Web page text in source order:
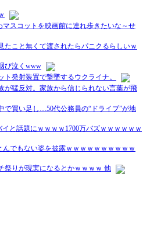
スコットを映画館に連れ歩きたいな～せ
たこと無くて渡されたらパニクるらしいｗ
び泣くwww
ト発射装置で撃墜するウクライナ。
が猛反対。家族から信じられない言葉が飛
買い足し…50代公務員の“ドライブ”が地
イと話題にｗｗｗｗ1700万バズｗｗｗｗｗｗ
んでもない姿を披露ｗｗｗｗｗｗｗｗｗｗ
祭りが現実になるとかｗｗｗｗ 他